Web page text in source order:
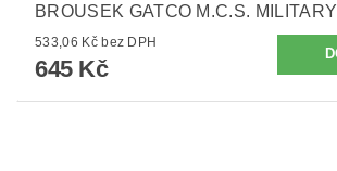
BROUSEK GATCO M.C.S. MILITARY
533,06 Kč bez DPH
645 Kč